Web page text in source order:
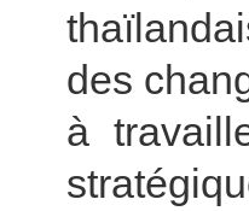
des
à